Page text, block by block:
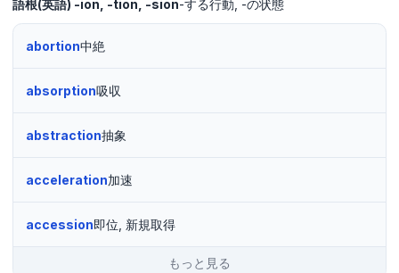
語根(英語) -ion, -tion, -sion-する行動 -の状態
abortion中絶
absorption吸収
abstraction抽象
acceleration加速
accession即位, 新規取得
もっと見る